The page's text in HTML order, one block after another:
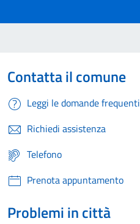
Contatta il comune
Leggi le domande frequenti
Richiedi assistenza
Telefono
Prenota appuntamento
Problemi in città